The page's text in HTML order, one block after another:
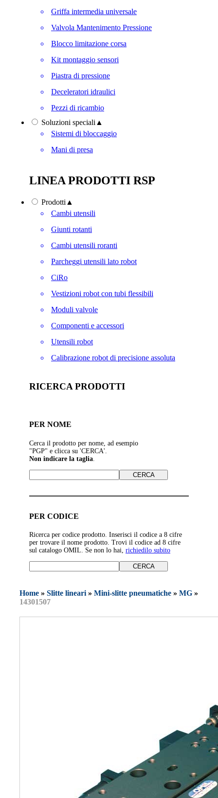
Griffa intermedia universale
Valvola Mantenimento Pressione
Blocco limitazione corsa
Kit montaggio sensori
Piastra di pressione
Deceleratori idraulici
Pezzi di ricambio
Soluzioni speciali ▲
Sistemi di bloccaggio
Mani di presa
LINEA PRODOTTI RSP
Prodotti ▲
Cambi utensili
Giunti rotanti
Cambi utensili roranti
Parcheggi utensili lato robot
CiRo
Vestizioni robot con tubi flessibili
Moduli valvole
Componenti e accessori
Utensili robot
Calibrazione robot di precisione assoluta
RICERCA PRODOTTI
PER NOME
Cerca il prodotto per nome, ad esempio
"PGP" e clicca su 'CERCA'.
Non indicare la taglia
PER CODICE
Ricerca per codice prodotto. Inserisci il codice a 8 cifre
per trovare il nome prodotto. Trovi il codice ad 8 cifre
sul catalogo OMIL. Se non lo hai, richiedilo subito
Home » Slitte lineari » Mini-slitte pneumatiche » MG »
14301507